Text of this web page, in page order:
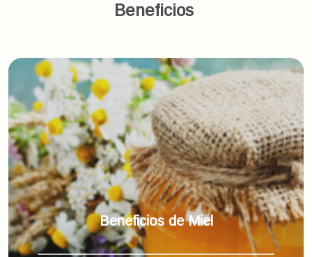
Beneficios
Beneficios de Miel